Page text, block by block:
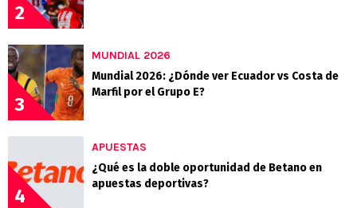
2
3
MUNDIAL 2026
Mundial 2026: ¿Dónde ver Ecuador vs Costa de
Marfil por el Grupo E?
4
APUESTAS
¿Qué es la doble oportunidad de Betano en
apuestas deportivas?